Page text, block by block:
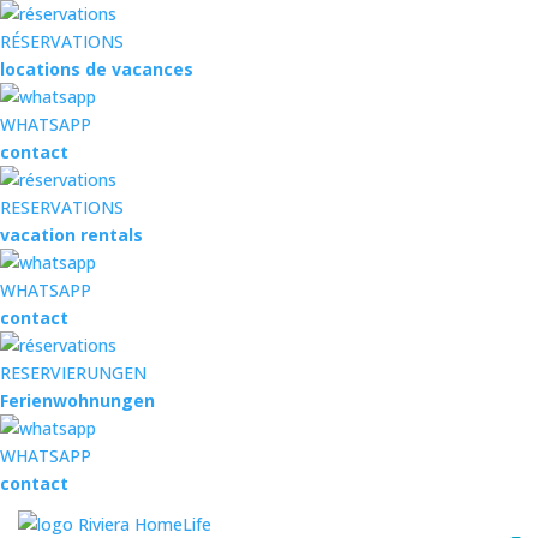
RÉSERVATIONS
locations de vacances
WHATSAPP
contact
RESERVATIONS
vacation rentals
WHATSAPP
contact
RESERVIERUNGEN
Ferienwohnungen
WHATSAPP
contact